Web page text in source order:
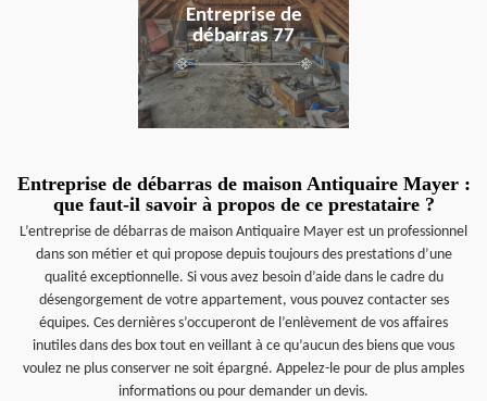
Entreprise de
débarras 77
Entreprise de débarras de maison Antiquaire Mayer :
que faut-il savoir à propos de ce prestataire ?
L’entreprise de débarras de maison Antiquaire Mayer est un professionnel
dans son métier et qui propose depuis toujours des prestations d’une
qualité exceptionnelle. Si vous avez besoin d’aide dans le cadre du
désengorgement de votre appartement, vous pouvez contacter ses
équipes. Ces dernières s’occuperont de l’enlèvement de vos affaires
inutiles dans des box tout en veillant à ce qu’aucun des biens que vous
voulez ne plus conserver ne soit épargné. Appelez-le pour de plus amples
informations ou pour demander un devis.